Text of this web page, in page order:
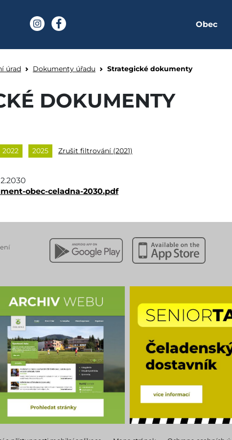
- Obec Čeladná
Obec
úrad Dokumenty úřadu Strategické dokumenty
DOKUMENTY
2022 2025 Zrušit filtrování (2021)
obec-celadna-2030.pdf
Stáhnout z Google Play Stáhnout z Apple